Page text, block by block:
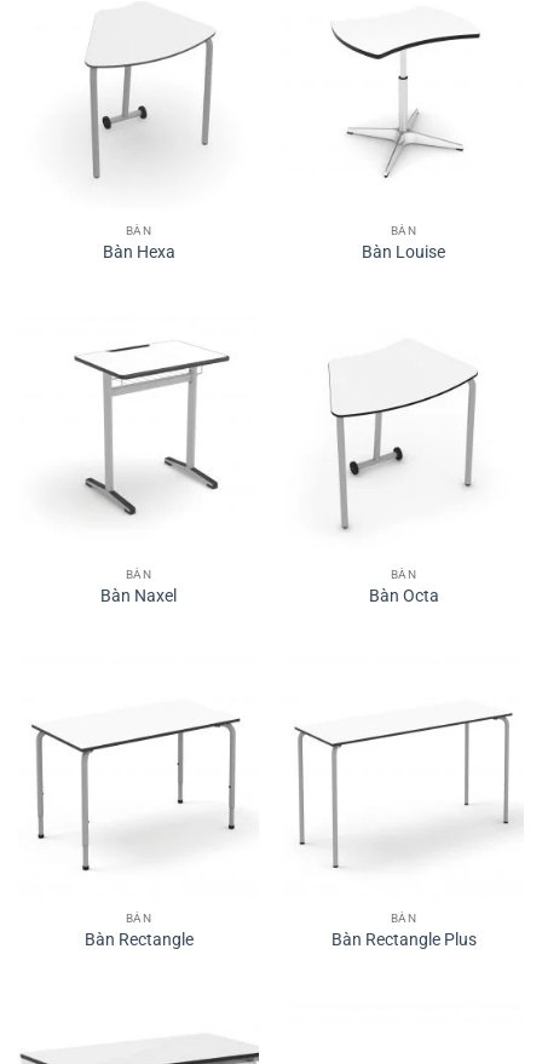
BÀN
Bàn Hexa
BÀN
Bàn Louise
BÀN
Bàn Naxel
BÀN
Bàn Octa
BÀN
Bàn Rectangle
BÀN
Bàn Rectangle Plus